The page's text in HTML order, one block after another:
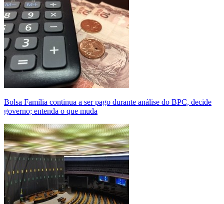
Bolsa Família continua a ser pago durante análise do BPC, decide
governo; entenda o que muda